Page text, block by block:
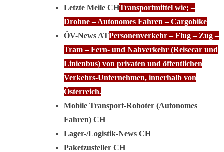
Letzte Meile CHTransportmittel wie; –
Drohne – Autonomes Fahren – Cargobike
ÖV-News ATPersonenverkehr – Flug – Zug –
Tram – Fern- und Nahverkehr (Reisecar und
Linienbus) von privaten und öffentlichen
Verkehrs-Unternehmen, innerhalb von
Österreich.
Mobile Transport-Roboter (Autonomes
Fahren) CH
Lager-/Logistik-News CH
Paketzusteller CH